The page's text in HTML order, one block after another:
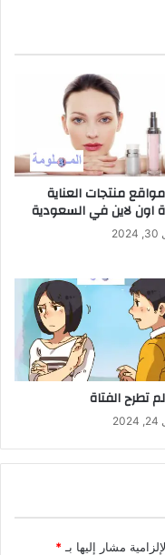
منتجات العناية
اون لاين في السعودية
تطرح الفتاة
مشار إليها بـ *